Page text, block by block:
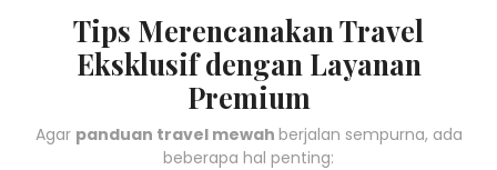
Tips Merencanakan Travel
Eksklusif dengan Layanan
Premium
Agar panduan travel mewah berjalan sempurna, ada
beberapa hal penting: